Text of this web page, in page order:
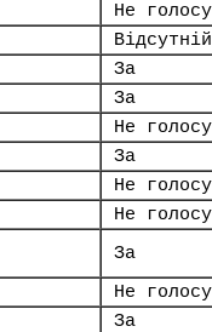
Не
Відсутній
За
За
Не
За
Не
Не
За
Не
За